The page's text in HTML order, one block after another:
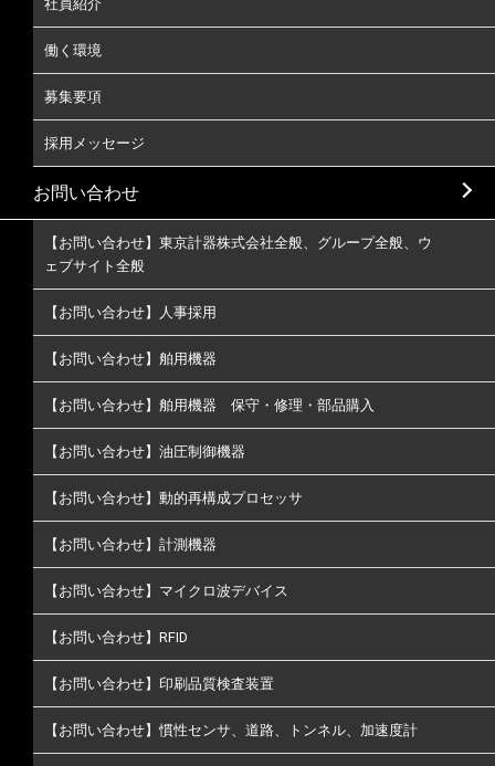
社員紹介
働く環境
募集要項
採用メッセージ
お問い合わせ
【お問い合わせ】東京計器株式会社全般、グループ全般、ウ
ェブサイト全般
【お問い合わせ】人事採用
【お問い合わせ】舶用機器
【お問い合わせ】舶用機器 保守・修理・部品購入
【お問い合わせ】油圧制御機器
【お問い合わせ】動的再構成プロセッサ
【お問い合わせ】計測機器
【お問い合わせ】マイクロ波デバイス
【お問い合わせ】RFID
【お問い合わせ】印刷品質検査装置
【お問い合わせ】慣性センサ、道路、トンネル、加速度計